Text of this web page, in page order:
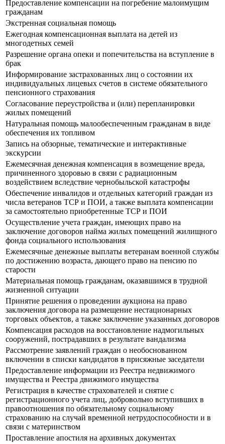
Предоставление компенсации на погребение малоимущим
гражданам
Экстренная социальная помощь
Ежегодная компенсационная выплата на детей из
многодетных семей
Разрешение органа опеки и попечительства на вступление в
брак
Информирование застрахованных лиц о состоянии их
индивидуальных лицевых счетов в системе обязательного
пенсионного страхования
Согласование переустройства и (или) перепланировки
жилых помещений
Натуральная помощь малообеспеченным гражданам в виде
обеспечения их топливом
Запись на обзорные, тематические и интерактивные
экскурсии
Ежемесячная денежная компенсация в возмещение вреда,
причиненного здоровью в связи с радиационным
воздействием вследствие чернобыльской катастрофы
Обеспечение инвалидов и отдельных категорий граждан из
числа ветеранов ТСР и ПОИ, а также выплата компенсации
за самостоятельно приобретенные ТСР и ПОИ
Осуществление учета граждан, имеющих право на
заключение договоров найма жилых помещений жилищного
фонда социального использования
Ежемесячные денежные выплаты ветеранам военной службы
по достижению возраста, дающего право на пенсию по
старости
Материальная помощь гражданам, оказавшимся в трудной
жизненной ситуации
Принятие решения о проведении аукциона на право
заключения договора на размещение нестационарных
торговых объектов, а также заключение указанных договоров
Компенсация расходов на восстановление надмогильных
сооружений, пострадавших в результате вандализма
Рассмотрение заявлений граждан о необоснованном
включении в списки кандидатов в присяжные заседатели
Предоставление информации из Реестра недвижимого
имущества и Реестра движимого имущества
Регистрация в качестве страхователей и снятие с
регистрационного учета лиц, добровольно вступивших в
правоотношения по обязательному социальному
страхованию на случай временной нетрудоспособности и в
связи с материнством
Проставление апостиля на архивных документах